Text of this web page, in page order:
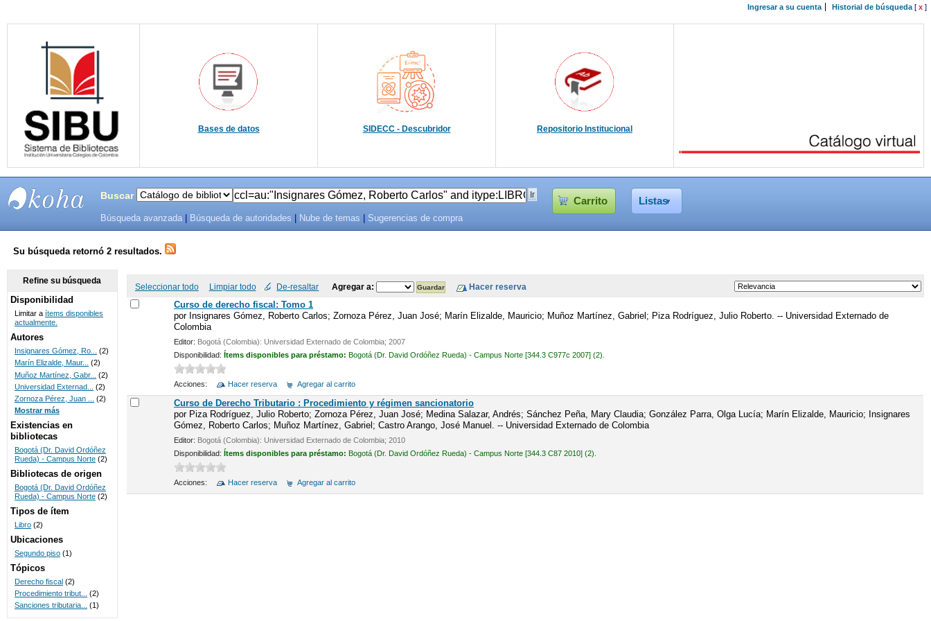
Ingresar a su cuenta Historial de búsqueda[ x ]
Bases de datos SIDECC - Descubridor Repositorio Institucional
SISTEMAS
DE
BIBLIOTECAS
UNICOC
Buscar Carrito Listas
Búsqueda avanzada Búsqueda de autoridades Nube de temas Sugerencias de compra
Su búsqueda retornó 2 resultados.
Seleccionar todo Limpiar todo De-resaltar Agregar a:
Curso de derecho fiscal: Tomo 1
por Insignares Gómez, Roberto Carlos; Zornoza Pérez, Juan José; Marín Elizalde, Mauricio; Muñoz Martínez, Gabriel; Piza Rodríguez, Julio Roberto. -- Universidad Externado de
Colombia
Editor: Bogotá (Colombia): Universidad Externado de Colombia; 2007
Disponibilidad: Ítems disponibles para préstamo: Bogotá (Dr. David Ordóñez Rueda) - Campus Norte [344.3 C977c 2007] (2).
Acciones: Hacer reserva Agregar al carrito
Curso de Derecho Tributario : Procedimiento y régimen sancionatorio
por Piza Rodríguez, Julio Roberto; Zornoza Pérez, Juan José; Medina Salazar, Andrés; Sánchez Peña, Mary Claudia; González Parra, Olga Lucía; Marín Elizalde, Mauricio; Insignares
Gómez, Roberto Carlos; Muñoz Martínez, Gabriel; Castro Arango, José Manuel. -- Universidad Externado de Colombia
Editor: Bogotá (Colombia): Universidad Externado de Colombia; 2010
Disponibilidad: Ítems disponibles para préstamo: Bogotá (Dr. David Ordóñez Rueda) - Campus Norte [344.3 C87 2010] (2).
Acciones: Hacer reserva Agregar al carrito
Refine su búsqueda
Disponibilidad
Limitar a ítems disponibles
actualmente.
Autores
Insignares Gómez, Ro...
(2)
Marín Elizalde, Maur... (2)
Muñoz Martínez, Gabr...
(2)
Universidad Externad...
(2)
Zornoza Pérez, Juan ...
(2)
Mostrar más
Existencias en
bibliotecas
Bogotá (Dr. David Ordóñez
Rueda) - Campus Norte (2)
Bibliotecas de origen
Bogotá (Dr. David Ordóñez
Rueda) - Campus Norte (2)
Tipos de ítem
Libro (2)
Ubicaciones
Segundo piso (1)
Tópicos
Derecho fiscal (2)
Procedimiento tribut...
(2)
Sanciones tributaria... (1)